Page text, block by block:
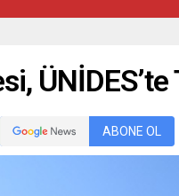
ABONE OL